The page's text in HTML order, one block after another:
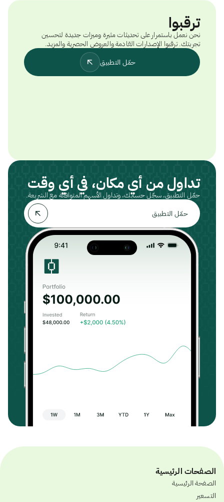
ترقبوا
نحن نعمل باستمرار على تحديثات مثيرة وميزات جديدة لتحسين
تجربتك. ترقبوا الإصدارات القادمة والعروض الحصرية والمزيد.
حمّل التطبيق
تداول من أي مكان، في أي وقت
حمّل التطبيق، سجّل حسابك، وتداول الأسهم المتوافقة مع الشريعة.
حمّل التطبيق
الصفحات الرئيسية
الصفحة الرئيسية
التسعير